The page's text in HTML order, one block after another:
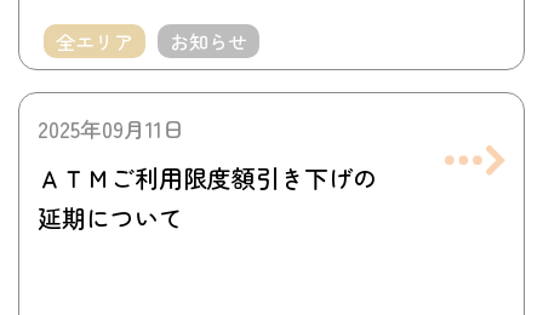
全エリア お知らせ
2025年09月11日
ＡＴＭご利用限度額引き下げの
延期について